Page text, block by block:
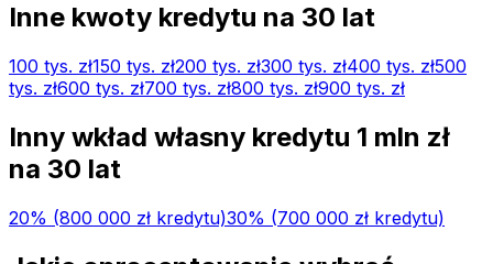
Inne kwoty kredytu na 30 lat
100 tys. zł150 tys. zł200 tys. zł300 tys. zł400 tys. zł500
tys. zł600 tys. zł700 tys. zł800 tys. zł900 tys. zł
Inny wkład własny kredytu 1 mln zł
na 30 lat
20% (800 000 zł kredytu)30% (700 000 zł kredytu)